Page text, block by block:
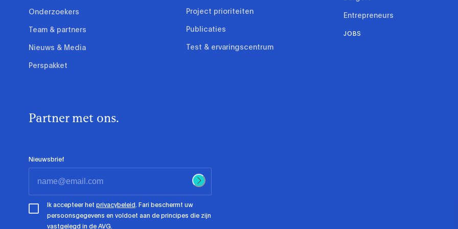
Partner met ons.
Nieuwsbrief
Ik accepteer het privacybeleid . Fari beschermt uw
persoonsgegevens en voldoet aan de principes die zijn
vastgelegd in de AVG.
Onderzoekers
Team & partners
Nieuws & Media
Perspakket
Project prioriteiten
Publicaties
Test & ervaringscentrum
Entrepreneurs
JOBS